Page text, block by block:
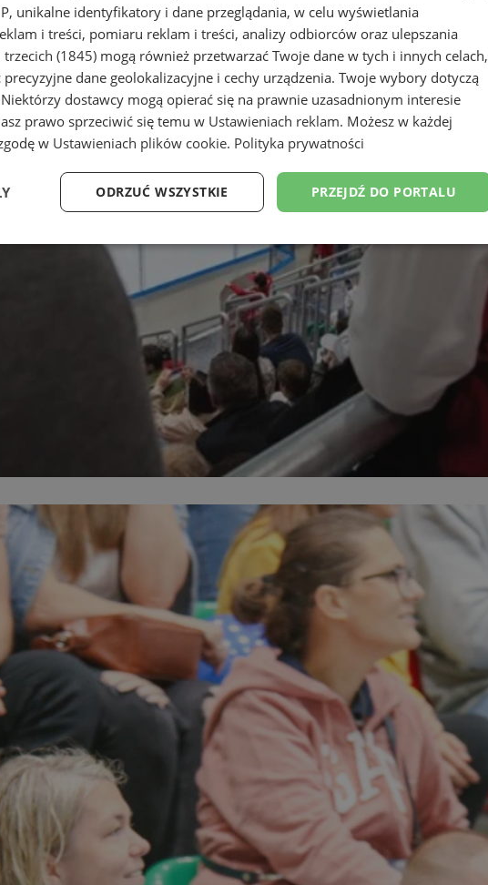
unikalne identyfikatory i dane przeglądania, w celu wyświetlania
i treści, pomiaru reklam i treści, analizy odbiorców oraz ulepszania
(1845) mogą również przetwarzać Twoje dane w tych i innych celach,
dane geolokalizacyjne i cechy urządzenia. Twoje wybory dotyczą
dostawcy mogą opierać się na prawnie uzasadnionym interesie
prawo sprzeciwić się temu w Ustawieniach reklam. Możesz w każdej
w Ustawieniach plików cookie. Polityka prywatności
PRZEJDŹ DO PORTALU
ODRZUĆ WSZYSTKIE
Wydajność Targetowanie Funkcjonalność Niesklasyfikowane
Targetowanie Funkcjonalność Niesklasyfikowane
korzystanie z podstawowych funkcji strony internetowej, takich jak logowanie użytkownika i
plików cookie nie można prawidłowo korzystać ze strony internetowej.
przechowywania
sosnowiecki.pl
Ten plik cookie przechowuje identyfikator sesji.
sosnowiecki.pl
Ten plik cookie przechowuje identyfikator sesji.
.rfihub.com
Ten plik cookie jest używany do przechowywania
zgody użytkownika w odniesieniu do usług śledzenia.
Zazwyczaj rejestruje, czy użytkownik zdecydował się na
usługi śledzenia lub reklamy.
YouTube
.youtube.com
Ten plik cookie przechowuje informacje o zgodzie
użytkownika oraz jego preferencjach dotyczących
prywatności podczas korzystania z witryny. Rejestruje
wybory dotyczące polityki prywatności i ustawień
zgody, zapewniając ich przestrzeganie w kolejnych
wizytach. Dzięki temu użytkownik nie musi ponownie
konfigurować swoich preferencji, co zwiększa wygodę i
zgodność z regulacjami ochrony danych.
CookieScript
sosnowiecki.pl
Ten plik cookie jest używany przez usługę Cookie-
Script.com do zapamiętywania preferencji dotyczących
zgody użytkownika na pliki cookie. Jest to konieczne,
aby baner cookie Cookie-Script.com działał poprawnie.
Cloudflare
.temu.com
29 minut 56
Ten plik cookie służy do rozróżniania ludzi i botów. Jest
to korzystne dla strony internetowej, ponieważ
umożliwia tworzenie ważnych raportów na temat
korzystania z jej witryny internetowej.
Cloudflare
29 minut 54
Ten plik cookie służy do rozróżniania ludzi i botów. Jest
Privacy Policy